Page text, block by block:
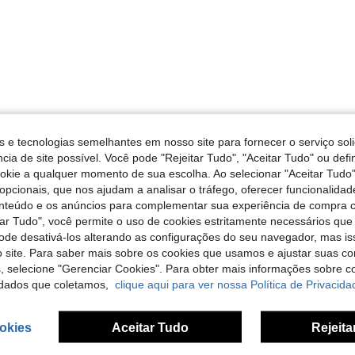
e tecnologias semelhantes em nosso site para fornecer o serviço
de site possível. Você pode "Rejeitar Tudo", "Aceitar Tudo" ou
a qualquer momento de sua escolha. Ao selecionar "Aceitar
que nos ajudam a analisar o tráfego, oferecer
e os anúncios para complementar sua experiência de compra
Tudo", você permite o uso de cookies estritamente necessários
desativá-los alterando as configurações do seu navegador, mas
site. Para saber mais sobre os cookies que usamos e ajustar suas
selecione "Gerenciar Cookies". Para obter mais informações sobre
que coletamos, clique aqui para ver nossa Política de
Aceitar Tudo